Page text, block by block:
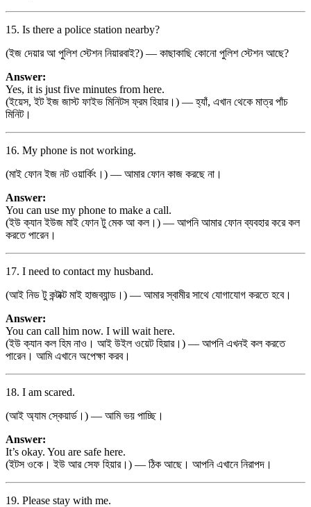
15. Is there a police station nearby?
(ইজ দেয়ার আ পুলিশ স্টেশন নিয়ারবাই?) — কাছাকাছি কোনো পুলিশ স্টেশন আছে?
Answer:
Yes, it is just five minutes from here.
(ইয়েস, ইট ইজ জাস্ট ফাইভ মিনিটস ফ্রম হিয়ার।) — হ্যাঁ, এখান থেকে মাত্র পাঁচ
মিনিট।
16. My phone is not working.
(মাই ফোন ইজ নট ওয়ার্কিং।) — আমার ফোন কাজ করছে না।
Answer:
You can use my phone to make a call.
(ইউ ক্যান ইউজ মাই ফোন টু মেক আ কল।) — আপনি আমার ফোন ব্যবহার করে কল
করতে পারেন।
17. I need to contact my husband.
(আই নিড টু কন্টাক্ট মাই হাজব্যান্ড।) — আমার স্বামীর সাথে যোগাযোগ করতে হবে।
Answer:
You can call him now. I will wait here.
(ইউ ক্যান কল হিম নাও। আই উইল ওয়েট হিয়ার।) — আপনি এখনই কল করতে
পারেন। আমি এখানে অপেক্ষা করব।
18. I am scared.
(আই অ্যাম স্কেয়ার্ড।) — আমি ভয় পাচ্ছি।
Answer:
It’s okay. You are safe here.
(ইটস ওকে। ইউ আর সেফ হিয়ার।) — ঠিক আছে। আপনি এখানে নিরাপদ।
19. Please stay with me.